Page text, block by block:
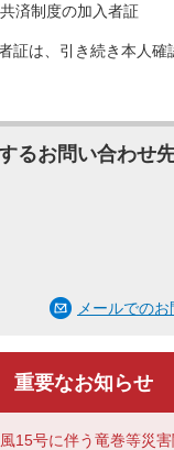
済制度の加入者証
証は、引き続き本人確
るお問い合わせ
メールでの
重要なお知らせ
15号に伴う竜巻等災